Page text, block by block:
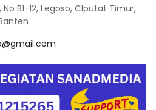
B1-12, Legoso, CIputat Timur,